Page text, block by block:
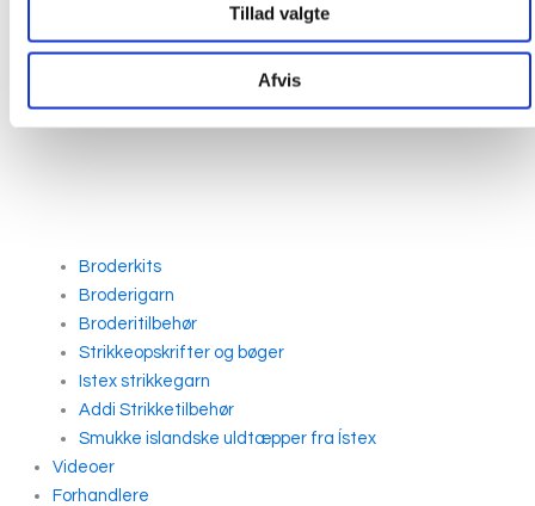
Tillad valgte
Afvis
Broderkits
Broderigarn
Broderitilbehør
Strikkeopskrifter og bøger
Istex strikkegarn
Addi Strikketilbehør
Smukke islandske uldtæpper fra Ístex
Videoer
Forhandlere